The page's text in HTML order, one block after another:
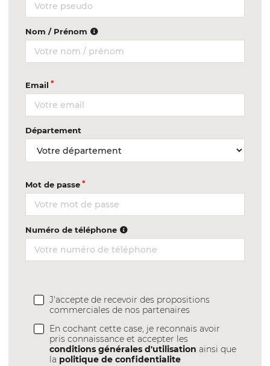
Nom / Prénom
Email
Département
Mot de passe
Numéro de téléphone
J'accepte de recevoir des propositions
commerciales de nos partenaires
En cochant cette case, je reconnais avoir
pris connaissance et accepter les
conditions générales d'utilisation ainsi que
la politique de confidentialite